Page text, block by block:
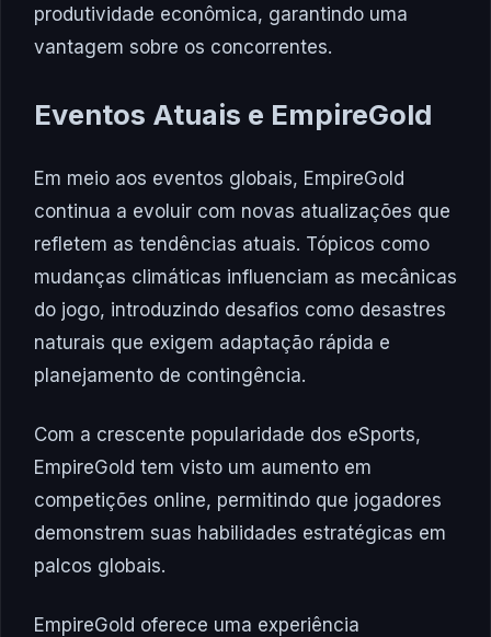
produtividade econômica, garantindo uma
vantagem sobre os concorrentes.
Eventos Atuais e EmpireGold
Em meio aos eventos globais, EmpireGold
continua a evoluir com novas atualizações que
refletem as tendências atuais. Tópicos como
mudanças climáticas influenciam as mecânicas
do jogo, introduzindo desafios como desastres
naturais que exigem adaptação rápida e
planejamento de contingência.
Com a crescente popularidade dos eSports,
EmpireGold tem visto um aumento em
competições online, permitindo que jogadores
demonstrem suas habilidades estratégicas em
palcos globais.
EmpireGold oferece uma experiência